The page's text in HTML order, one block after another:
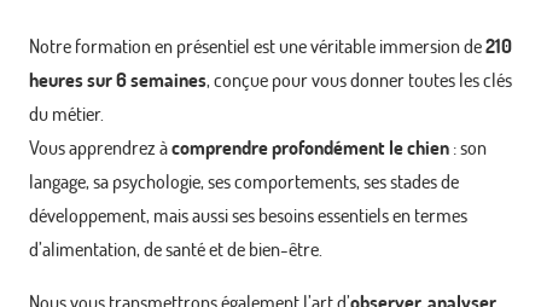
Notre formation en présentiel est une véritable immersion de210
heures sur 6 semaines, conçue pour vous donner toutes les clés
du métier.
Vous apprendrez àcomprendre profondément le chien : son
langage, sa psychologie, ses comportements, ses stades de
développement, mais aussi ses besoins essentiels en termes
d’alimentation, de santé et de bien-être.